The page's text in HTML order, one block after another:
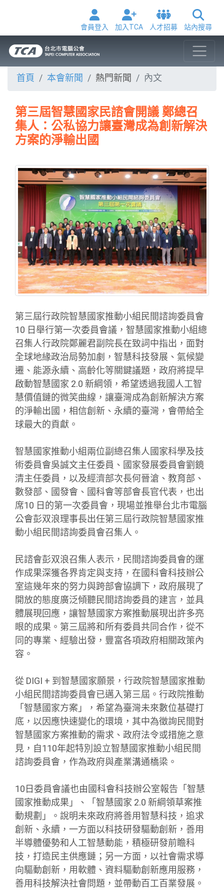
會員登入 加入TCA 人才招募 站內搜尋
首頁 本會新聞 熱門新聞 內文
第三屆智慧國家民諮會開議 鄭總召
集人：公私協力讓臺灣成為創新解決
方案的淨輸出國
第三屆行政院智慧國家推動小組民間諮詢委員會
10 日舉行第一次委員會議，智慧國家推動小組總
召集人行政院鄭麗君副院長在致詞中指出，面對
全球地緣政治局勢加劇，智慧科技發展、氣候變
遷、能源永續、高齡化等關鍵議題，政府將提早
啟動智慧國家 2.0 新綱領，希望透過我國人工智
慧價值鏈的微笑曲線，讓臺灣成為創新解決方案
的淨輸出國，相信創新、永續的臺灣，會帶給全
球最大的貢獻。
智慧國家推動小組兩位副總召集人國家科學及技
術委員會吳誠文主任委員、國家發展委員會劉鏡
清主任委員，以及經濟部次長何晉滄、教育部、
數發部、國發會、國科會等部會長官代表，也出
席10 日的第一次委員會，現場並推舉台北市電腦
公會彭双浪理事長出任第三屆行政院智慧國家推
動小組民間諮詢委員會召集人。
民諮會彭双浪召集人表示，民間諮詢委員會的運
作成果深獲各界肯定與支持，在國科會科技辦公
室這幾年來的努力與跨部會協調下，政府展現了
開放的態度廣泛傾聽民間諮詢委員的建言，並具
體展現回應，讓智慧國家方案推動展現出許多亮
眼的成果。第三屆將和所有委員共同合作，從不
同的專業、經驗出發，豐富各項政府相關政策內
容。
從 DIGI + 到智慧國家願景，行政院智慧國家推動
小組民間諮詢委員會已邁入第三屆。行政院推動
「智慧國家方案」，希望為臺灣未來數位基礎打
底，以因應快速變化的環境，其中為徵詢民間對
智慧國家方案推動的需求、政府法令或措施之意
見，自110年起特別設立智慧國家推動小組民間
諮詢委員會，作為政府與產業溝通橋梁。
10日委員會議也由國科會科技辦公室報告「智慧
國家推動成果」、「智慧國家 2.0 新綱領草案推
動規劃」。說明未來政府將善用智慧科技，追求
創新、永續，一方面以科技研發驅動創新，善用
半導體優勢和人工智慧動能，積極研發前瞻科
技，打造民主供應鏈；另一方面，以社會需求導
向驅動創新，用軟體、資料驅動創新應用服務，
善用科技解決社會問題，並帶動百工百業發展。